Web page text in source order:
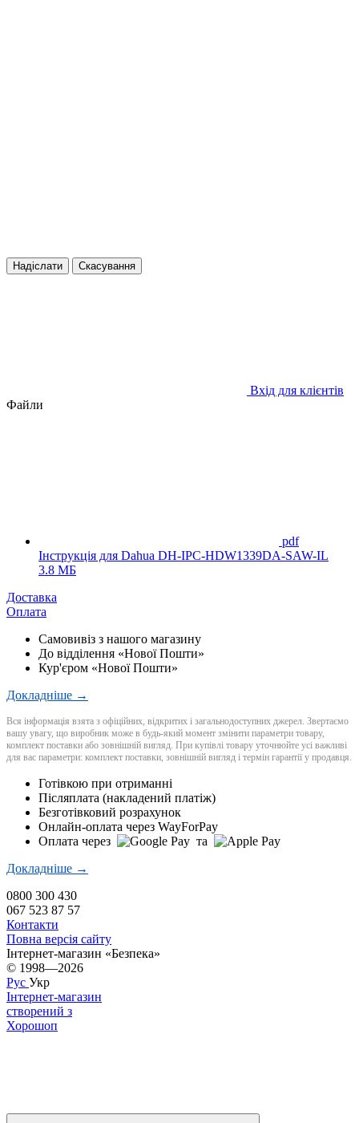
Надіслати Скасування
Вхід для клієнтів
Файли
pdf
Інструкція для Dahua DH-IPC-HDW1339DA-SAW-IL
3.8 МБ
Доставка
Оплата
Самовивіз з нашого магазину
До відділення «Нової Пошти»
Кур'єром «Нової Пошти»
Докладніше →
Вся інформація взята з офіційних, відкритих і загальнодоступних джерел. Звертаємо
вашу увагу, що виробник може в будь-який момент змінити параметри товару,
комплект поставки або зовнішній вигляд. При купівлі товару уточнюйте усі важливі
для вас параметри: комплект поставки, зовнішній вигляд і термін гарантії у продавця.
Готівкою при отриманні
Післяплата (накладений платіж)
Безготівковий розрахунок
Онлайн-оплата через WayForPay
Оплата через
та
Докладніше →
0800 300 430
067 523 87 57
Контакти
Повна версія сайту
Інтернет-магазин «Безпека»
© 1998—2026
Рус Укр
Інтернет-магазин
створений з
Хорошоп